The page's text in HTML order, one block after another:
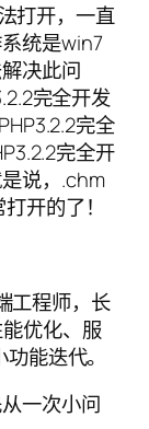
打开，一直
统是win7
决此问
完全开发
完全
完全开
说，.chm
开的了！
工程师，长
优化、服
能迭代。
一次小问